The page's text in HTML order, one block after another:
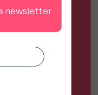
?
Internet
facilement
newsletter